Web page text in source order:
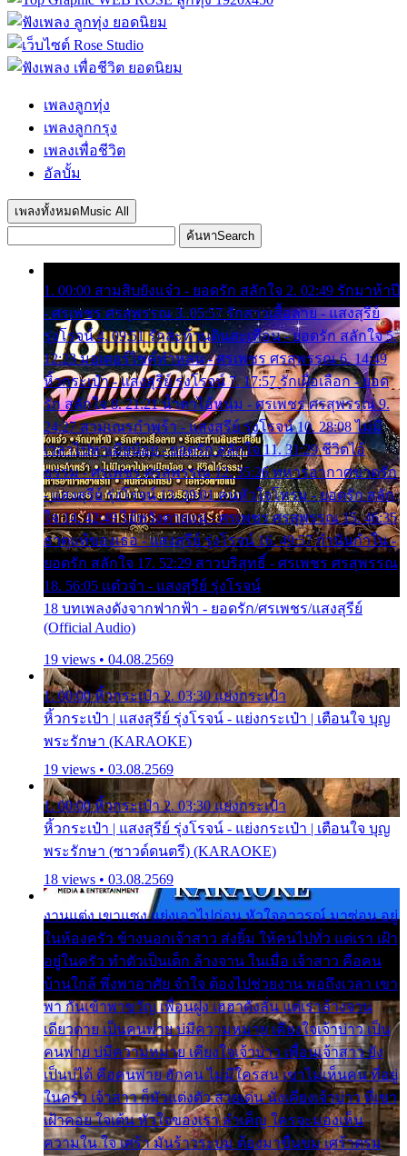
เพลงลูกทุ่ง
เพลงลูกกรุง
เพลงเพื่อชีวิต
อัลบั้ม
เพลงทั้งหมด Music All
ค้นหาSearch
1. 00:00 สามสิบยังแจ๋ว - ยอดรัก สลักใจ 2. 02:49 รักมาห้าปี
- ศรเพชร ศรสุพรรณ 3. 05:57 รักสาวเสื้อลาย - แสงสุรีย์
รุ่งโรจน์ 4. 09:51 รักสะท้านดินสะเทือน - ยอดรัก สลักใจ 5.
12:23 มอเตอร์ไซค์ทำหล่น - ศรเพชร ศรสุพรรณ 6. 14:49
หิ้วกระเป๋า - แสงสุรีย์ รุ่งโรจน์ 7. 17:57 รักเผื่อเลือก - ยอด
รัก สลักใจ 8. 21:21 น้ำตาไอ้หนุ่ม - ศรเพชร ศรสุพรรณ 9.
24:27 สามเณรกำพร้า - แสงสุรีย์ รุ่งโรจน์ 10. 28:08 ไม่มี
เวลาไปหาเมียน้อย - ยอดรัก สลักใจ 11. 31:29 ชีวิตไอ้
ธรรม - ศรเพชร ศรสุพรรณ 12. 35:26 ทหารอากาศขาดรัก
- แสงสุรีย์ รุ่งโรจน์ 13. 39:01 คนหัวใจโทรม - ยอดรัก สลัก
ใจ 14. 42:49 ไอ้หวังตายแน่ - ศรเพชร ศรสุพรรณ 15. 46:35
ธาตุแท้ของเธอ - แสงสุรีย์ รุ่งโรจน์ 16. 49:57 กำนันกำใน -
ยอดรัก สลักใจ 17. 52:29 สาวบริสุทธิ์ - ศรเพชร ศรสุพรรณ
18. 56:05 แต๋วจ๋า - แสงสุรีย์ รุ่งโรจน์
18 บทเพลงดังจากฟากฟ้า - ยอดรัก/ศรเพชร/แสงสุรีย์
(Official Audio)
19 views • 04.08.2569
1. 00:00 หิ้วกระเป๋า 2. 03:30 แย่งกระเป๋า
หิ้วกระเป๋า | แสงสุรีย์ รุ่งโรจน์ - แย่งกระเป๋า | เตือนใจ บุญ
พระรักษา (KARAOKE)
19 views • 03.08.2569
1. 00:00 หิ้วกระเป๋า 2. 03:30 แย่งกระเป๋า
หิ้วกระเป๋า | แสงสุรีย์ รุ่งโรจน์ - แย่งกระเป๋า | เตือนใจ บุญ
พระรักษา (ซาวด์ดนตรี) (KARAOKE)
18 views • 03.08.2569
งานแต่ง เขาแซง แย่งเอาไปก่อน หัวใจอาวรณ์ มาซ่อน อยู่
ในห้องครัว ข้างนอกเจ้าสาว ส่งยิ้ม ให้คนไปทั่ว แต่เรา เฝ้า
อยู่ในครัว ทำตัวเป็นเด็ก ล้างจาน ในเมื่อ เจ้าสาว คือคน
บ้านใกล้ พึ่งพาอาศัย จำใจ ต้องไปช่วยงาน พอถึงเวลา เขา
พา กันเข้าพาขวัญ เพื่อนฝูง เฮฮาดังลั่น แต่เราล้างจาน
เดียวดาย เป็นคนพ่าย บ่มีความหมาย เคียงใจเจ้าบ่าว เป็น
คนพ่าย บ่มีความหมาย เคียงใจเจ้าบ่าว เพื่อนเจ้าสาว ยัง
เป็นบ่ได้ คือคนพ่าย ฮักคน ไม่มีใครสน เขาไม่เห็นคน ที่อยู่
ในครัว เจ้าสาว ก็มัวแต่งตัว สวยเด่น นั่งเคียงเจ้าบ่าว ที่เขา
เฝ้าคอย ใจเต้น หัวใจของเรา ลำเค็ญ ใครจะมองเห็น
ความใน ใจ เศร้า มันร้าวระบม ต้องมาขื่นขม เศร้าตรม